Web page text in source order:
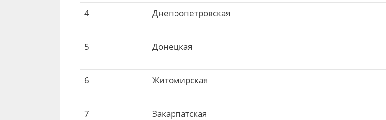
4 Днепропетровская
5 Донецкая
6 Житомирская
7 Закарпатская